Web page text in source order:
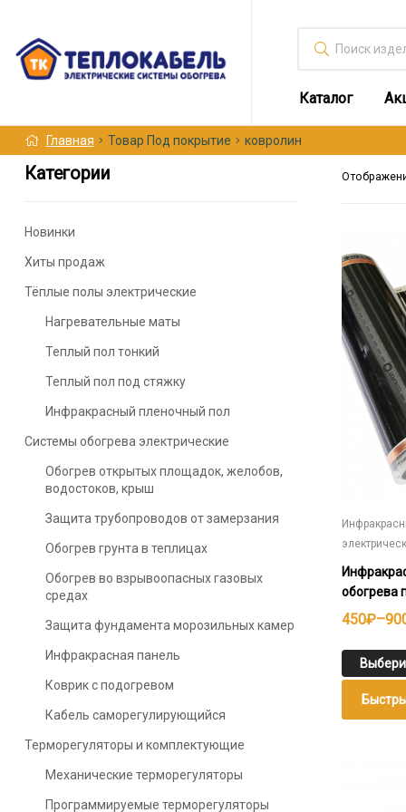
Каталог
Главная Товар Под покрытие ковролин
обогрева
450₽–
Диапазон
450₽
–
900₽
товар
имеет
несколько
вариаций.
Опции
можно
выбрать
странице
товара.
Категории
Новинки
Хиты продаж
Тёплые полы электрические
Нагревательные маты
Теплый пол тонкий
Теплый пол под стяжку
Инфракрасный пленочный пол
Системы обогрева электрические
Обогрев открытых площадок, желобов,
водостоков, крыш
Защита трубопроводов от замерзания
Обогрев грунта в теплицах
Обогрев во взрывоопасных газовых
средах
Защита фундамента морозильных камер
Инфракрасная панель
Коврик с подогревом
Кабель саморегулирующийся
Терморегуляторы и комплектующие
Механические терморегуляторы
Программируемые терморегуляторы